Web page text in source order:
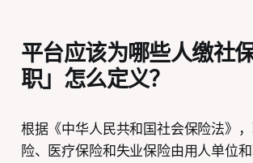
平台应该为哪些人缴社
职」怎么定义？
根据《中华人民共和国社会保险法》
险、医疗保险和失业保险由用人单位